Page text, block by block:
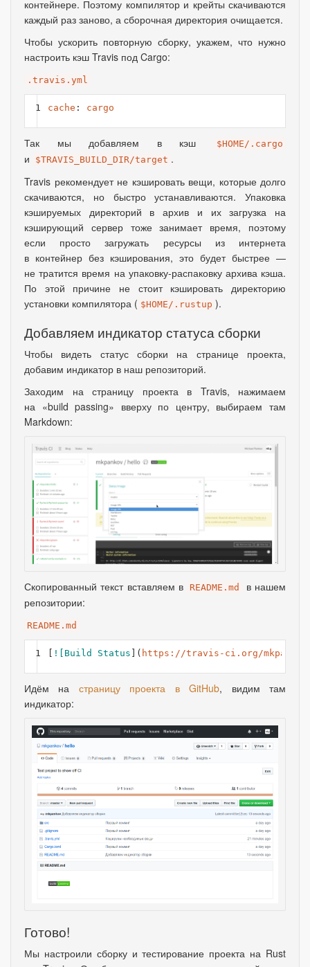
контейнере. Поэтому компилятор и крейты скачиваются
каждый раз заново, а сборочная директория очищается.
Чтобы ускорить повторную сборку, укажем, что нужно
настроить кэш Travis под Cargo:
.travis.yml
1 cache : cargo
Так мы добавляем в кэш $HOME/.cargo
и $TRAVIS_BUILD_DIR/target .
Travis рекомендует не кэшировать вещи, которые долго
скачиваются,
но быстро устанавливаются. Упаковка
кэшируемых директорий в архив и их загрузка на
кэширующий сервер тоже занимает время,
поэтому
если просто загружать ресурсы из интернета
в контейнер без кэширования, это будет быстрее —
не тратится время на упаковку-распаковку архива кэша.
По этой причине не стоит кэшировать директорию
установки компилятора ( $HOME/.rustup ).
Добавляем индикатор статуса сборки
Чтобы видеть статус сборки на странице проекта,
добавим индикатор в наш репозиторий.
Заходим на страницу проекта в Travis, нажимаем
на «build passing» вверху по центру, выбираем там
Markdown:
Скопированный текст вставляем в README.md
в нашем
репозитории:
README.md
1 [ ![Build Status ]( https://travis-ci.org/mkpankov/
Идём на страницу проекта в GitHub, видим там
индикатор:
Готово!
Мы настроили сборку и тестирование проекта на Rust